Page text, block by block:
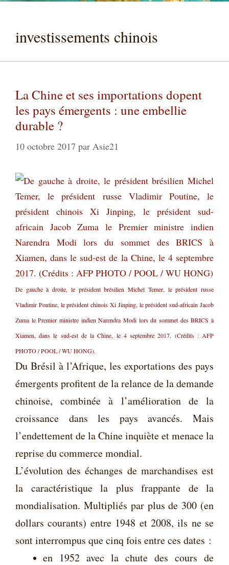
investissements chinois
La Chine et ses importations dopent
les pays émergents : une embellie
durable ?
10 octobre 2017 par Asie21
De gauche à droite, le président brésilien Michel Temer, le président russe
Vladimir Poutine, le président chinois Xi Jinping, le président sud-africain Jacob
Zuma le Premier ministre indien Narendra Modi lors du sommet des BRICS à
Xiamen, dans le sud-est de la Chine, le 4 septembre 2017. (Crédits : AFP
PHOTO / POOL / WU HONG).
Du Brésil à l’Afrique, les exportations des pays
émergents profitent de la relance de la demande
chinoise, combinée à l’amélioration de la
croissance dans les pays avancés. Mais
l’endettement de la Chine inquiète et menace la
reprise du commerce mondial.
L’évolution des échanges de marchandises est
la caractéristique la plus frappante de la
mondialisation. Multipliés par plus de 300 (en
dollars courants) entre 1948 et 2008, ils ne se
sont interrompus que cinq fois entre ces dates :
en 1952 avec la chute des cours de